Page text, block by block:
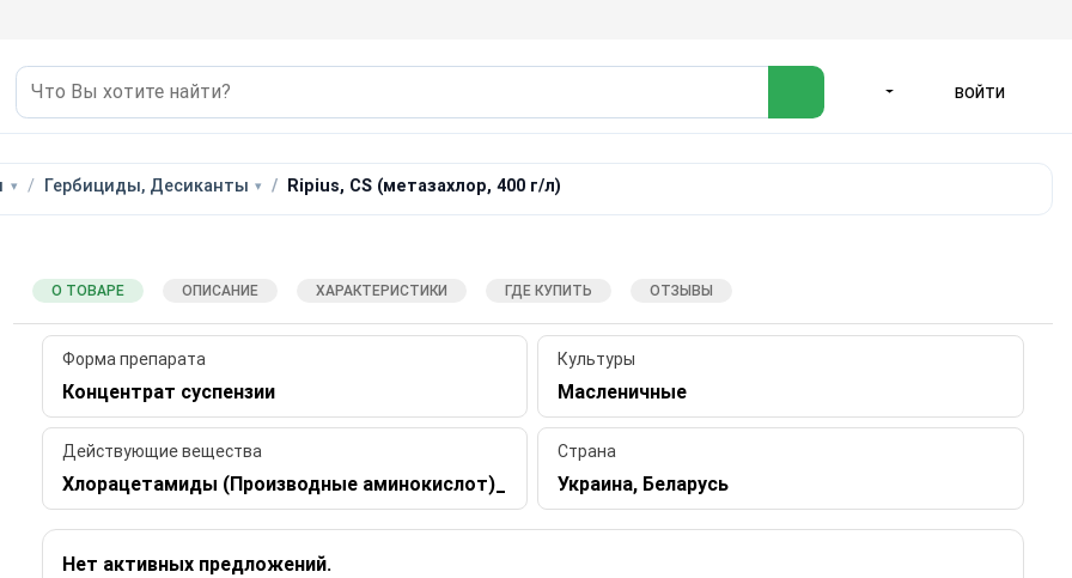
ВОЙТИ
Гербициды, Десиканты Ripius, CS (метазахлор, 400 г/л)
О ТОВАРЕ ОПИСАНИЕ ХАРАКТЕРИСТИКИ ГДЕ КУПИТЬ ОТЗЫВЫ
Форма препарата
Концентрат суспензии
Культуры
Масленичные
Действующие вещества
Хлорацетамиды (Производные аминокислот)_
Страна
Украина, Беларусь
Нет активных предложений.